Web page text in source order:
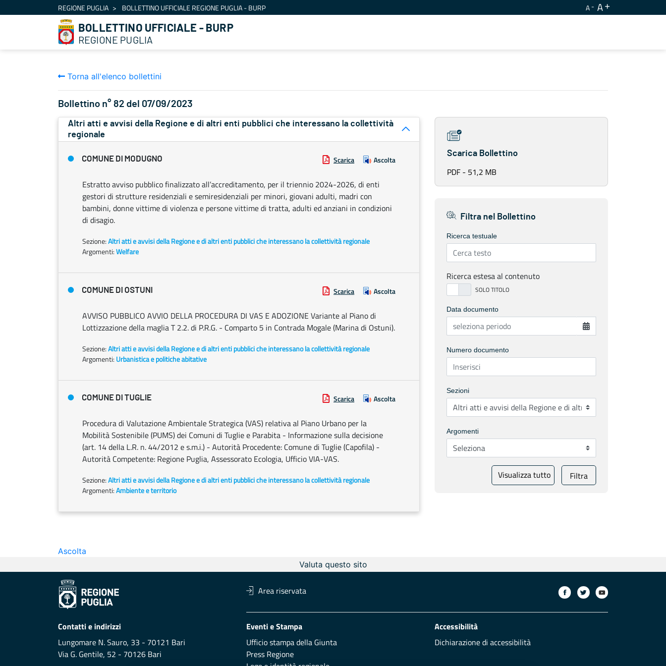
Skip to ContentREGIONE PUGLIA BOLLETTINO UFFICIALE REGIONE PUGLIA - BURP A A
BOLLETTINO UFFICIALE - BURP
REGIONE PUGLIA
Torna all'elenco bollettini
Bollettino n° 82 del 07/09/2023
Altri atti e avvisi della Regione e di altri enti pubblici che interessano la collettività
regionale
COMUNE DI MODUGNO Scarica Ascolta
Estratto avviso pubblico finalizzato all’accreditamento, per il triennio 2024-2026, di enti
gestori di strutture residenziali e semiresidenziali per minori, giovani adulti, madri con
bambini, donne vittime di violenza e persone vittime di tratta, adulti ed anziani in condizioni
di disagio.
Sezione:Altri atti e avvisi della Regione e di altri enti pubblici che interessano la collettività regionale
Argomenti:Welfare
COMUNE DI OSTUNI Scarica Ascolta
AVVISO PUBBLICO AVVIO DELLA PROCEDURA DI VAS E ADOZIONE Variante al Piano di
Lottizzazione della maglia T 2.2. di P.R.G. - Comparto 5 in Contrada Mogale (Marina di Ostuni).
Sezione:Altri atti e avvisi della Regione e di altri enti pubblici che interessano la collettività regionale
Argomenti: Urbanistica e politiche abitative
COMUNE DI TUGLIE Scarica Ascolta
Procedura di Valutazione Ambientale Strategica (VAS) relativa al Piano Urbano per la
Mobilità Sostenibile (PUMS) dei Comuni di Tuglie e Parabita - Informazione sulla decisione
(art. 14 della L.R. n. 44/2012 e s.m.i.) - Autorità Procedente: Comune di Tuglie (Capofila) -
Autorità Competente: Regione Puglia, Assessorato Ecologia, Ufficio VIA-VAS.
Sezione:Altri atti e avvisi della Regione e di altri enti pubblici che interessano la collettività regionale
Argomenti:Ambiente e territorio
Scarica Bollettino
PDF - 51,2 MB
Filtra nel Bollettino
Ricerca testuale
Ricerca estesa al contenuto
Data documento
Numero documento
Sezioni
Argomenti
Visualizza tutto Filtra
Ascolta
Valuta questo sito
Area riservata
Contatti e indirizzi
Lungomare N. Sauro, 33 - 70121 Bari
Via G. Gentile, 52 - 70126 Bari
Eventi e Stampa
Ufficio stampa della Giunta
Press Regione
Accessibilità
Dichiarazione di accessibilità